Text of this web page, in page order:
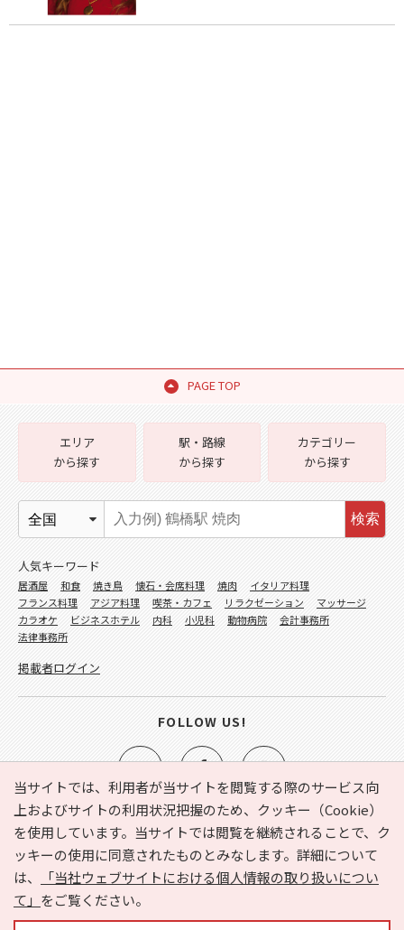
PAGE TOP
当サイトでは、利用者が当サイトを閲覧する際のサービス向
上およびサイトの利用状況把握のため、クッキー（Cookie）
を使用しています。当サイトでは閲覧を継続されることで、ク
ッキーの使用に同意されたものとみなします。詳細について
は、
「当社ウェブサイトにおける個人情報の取り扱いについ
て」 をご覧ください。
e-NAVITA（イーナビタ）とは？ お気に入り
ヘルプ
利用規約
個人情報の取り扱いについて
運営会社
サイトマップ
広告掲載に関するお問い合わせ
エリア
から探す
駅・路線
から探す
カテゴリー
から探す
検索
人気キーワード
居酒屋 和食 焼き鳥 懐石・会席料理 焼肉
イタリア料理
フランス料理
アジア料理 喫茶・カフェ リラクゼーション
マッサージ
カラオケ
ビジネスホテル 内科 小児科 動物病院
会計事務所
法律事務所
掲載者ログイン
FOLLOW US!